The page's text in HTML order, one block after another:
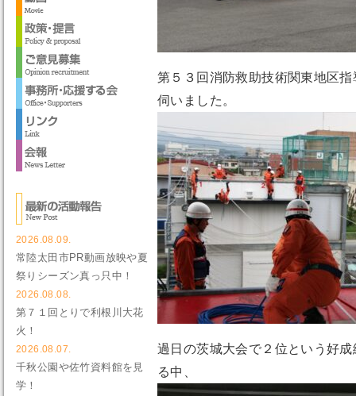
第５３回消防救助技術関東地区
伺いました。
過日の茨城大会で２位という好
る中、
2026.08.09.
常陸太田市PR動画放映や夏
祭りシーズン真っ只中！
2026.08.08.
第７１回とりで利根川大花
火！
2026.08.07.
千秋公園や佐竹資料館を見
学！